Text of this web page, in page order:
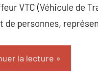
VTC (Véhicule de
de personnes,
la lecture